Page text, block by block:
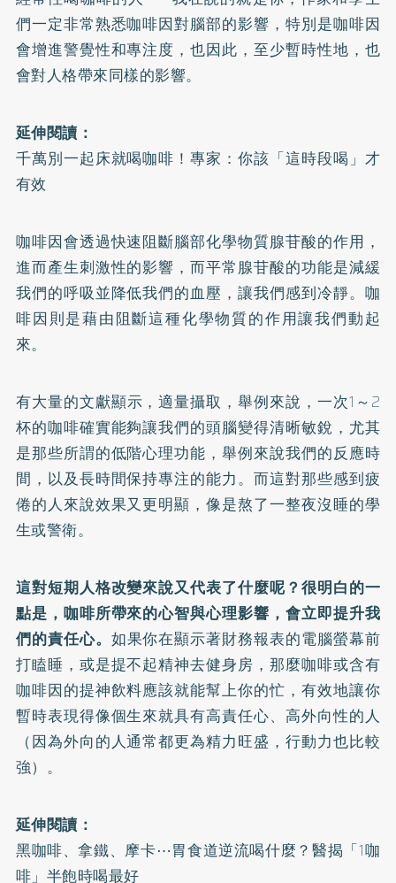
們一定非常熟悉咖啡因對腦部的影響，特別是咖啡因
會增進警覺性和專注度，也因此，至少暫時性地，也
會對人格帶來同樣的影響。
延伸閱讀：
千萬別一起床就喝咖啡！專家：你該「這時段喝」才
有效
咖啡因會透過快速阻斷腦部化學物質腺苷酸的作用，
進而產生刺激性的影響，而平常腺苷酸的功能是減緩
我們的呼吸並降低我們的血壓，讓我們感到冷靜。咖
啡因則是藉由阻斷這種化學物質的作用讓我們動起
來。
有大量的文獻顯示，適量攝取，舉例來說，一次1～2
杯的咖啡確實能夠讓我們的頭腦變得清晰敏銳，尤其
是那些所謂的低階心理功能，舉例來說我們的反應時
間，以及長時間保持專注的能力。而這對那些感到疲
倦的人來說效果又更明顯，像是熬了一整夜沒睡的學
生或警衛。
這對短期人格改變來說又代表了什麼呢？很明白的一
點是，咖啡所帶來的心智與心理影響，會立即提升我
們的責任心。 如果你在顯示著財務報表的電腦螢幕前
打瞌睡，或是提不起精神去健身房，那麼咖啡或含有
咖啡因的提神飲料應該就能幫上你的忙，有效地讓你
暫時表現得像個生來就具有高責任心、高外向性的人
（因為外向的人通常都更為精力旺盛，行動力也比較
強）。
延伸閱讀：
黑咖啡、拿鐵、摩卡⋯胃食道逆流喝什麼？醫揭「1咖
啡」半飽時喝最好